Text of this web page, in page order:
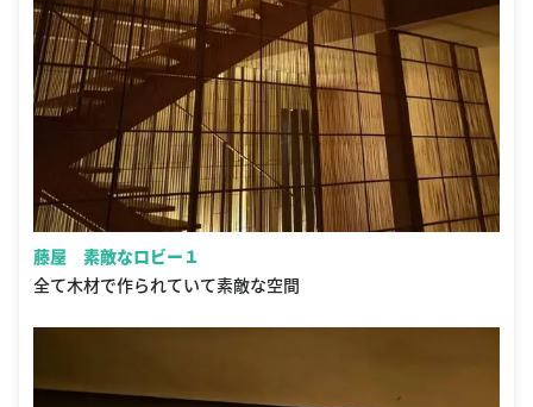
藤屋 素敵なロビー１
全て木材で作られていて素敵な空間